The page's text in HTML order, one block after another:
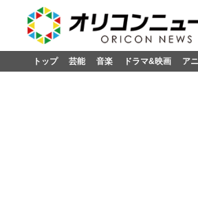
トップ 芸能 音楽 ドラマ&映画 ア